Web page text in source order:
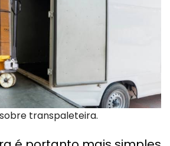
sobre transpaleteira.